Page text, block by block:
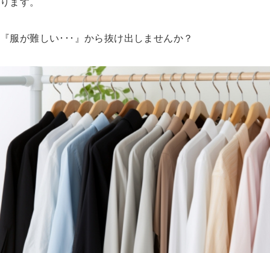
ります。
『服が難しい･･･』から抜け出しませんか？